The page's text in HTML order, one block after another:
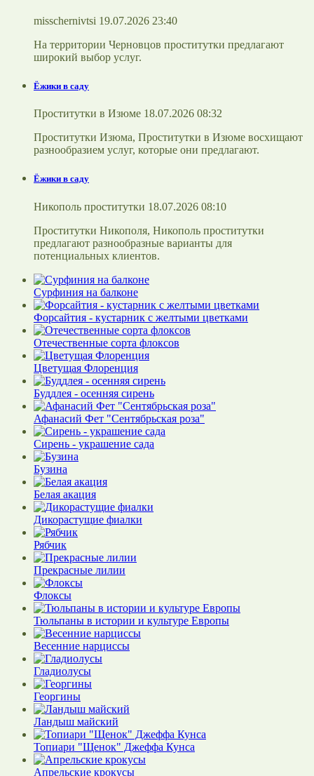
misschernivtsi 19.07.2026 23:40
На территории Черновцов проститутки предлагают
широкий выбор услуг.
Ёжики в саду
Проститутки в Изюме 18.07.2026 08:32
Проститутки Изюма, Проститутки в Изюме восхищают
разнообразием услуг, которые они предлагают.
Ёжики в саду
Никополь проститутки 18.07.2026 08:10
Проститутки Никополя, Никополь проститутки
предлагают разнообразные варианты для
потенциальных клиентов.
Сурфиния на балконе
Форсайтия - кустарник с желтыми цветками
Отечественные сорта флоксов
Цветущая Флоренция
Буддлея - осенняя сирень
Афанасий Фет "Сентябрьская роза"
Сирень - украшение сада
Бузина
Белая акация
Дикорастущие фиалки
Рябчик
Прекрасные лилии
Флоксы
Тюльпаны в истории и культуре Европы
Весенние нарциссы
Гладиолусы
Георгины
Ландыш майский
Топиари "Щенок" Джеффа Кунса
Апрельские крокусы